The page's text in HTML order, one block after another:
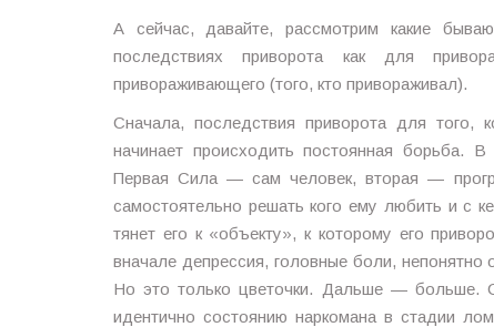
А сейчас, давайте, рассмотрим какие
последствиях приворота как для
привораживающего (того, кто привораживал).
Сначала, последствия приворота для того,
начинает происходить постоянная борьба.
Первая Сила — сам человек, вторая —
самостоятельно решать кого ему любить и с
тянет его к «объекту», к которому его
вначале депрессия, головные боли,
Но это только цветочки. Дальше — больше.
идентично состоянию наркомана в стадии